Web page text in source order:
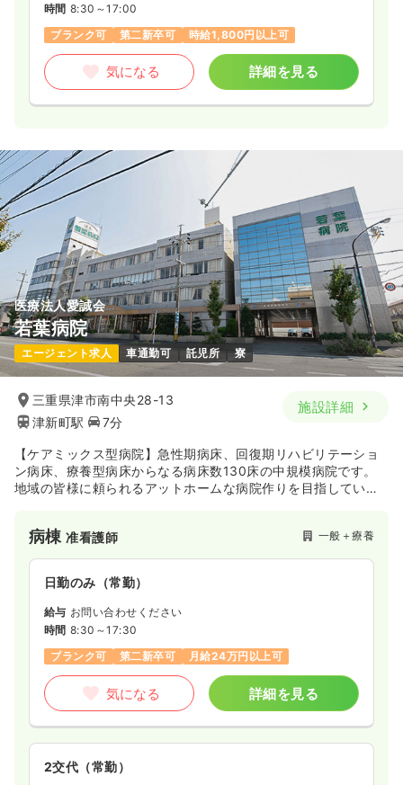
時間 8:30～17:00
ブランク可
第二新卒可 時給1,800円以上可
気になる 詳細を見る
医療法人愛誠会
若葉病院
エージェント求人 車通勤可 託児所 寮
三重県津市南中央28-13
津新町駅
7分
施設詳細
【ケアミックス型病院】急性期病床、回復期リハビリテーショ
ン病床、療養型病床からなる病床数130床の中規模病院です。
地域の皆様に頼られるアットホームな病院作りを目指していま
病棟准看護師 一般＋療養
日勤のみ（常勤）
給与 お問い合わせください
時間 8:30～17:30
ブランク可
第二新卒可 月給24万円以上可
気になる 詳細を見る
2交代（常勤）